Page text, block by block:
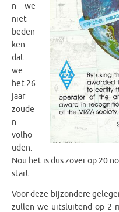
n we
niet
beden
ken
dat
we
het 26
jaar
zoude
n
volho
uden.
Nou het is dus zover op 20
start.
Voor deze bijzondere
zullen we uitsluitend op 2